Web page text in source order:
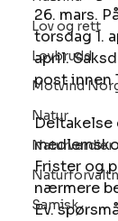
Lov og rett
Lovbrudd
Motvind
Natur
Naturverdier
Samisk
26. mars.
torsdag 1.
april.
post innen
Frister og
nærmere
Ev.